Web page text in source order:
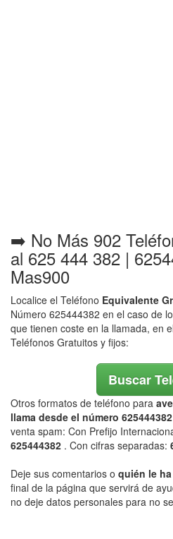
➡️ No Más 902
al 625 444 382 |
Mas900
Localice el Teléfono Equivalente
Número 625444382 en el caso de
que tienen coste en la llamada, en
Teléfonos Gratuitos y fijos:
Buscar
Otros formatos de teléfono para
llama desde el número 625444382
venta spam: Con Prefijo
625444382 . Con cifras separadas:
Deje sus comentarios o quién le
final de la página que servirá de
no deje datos personales para no